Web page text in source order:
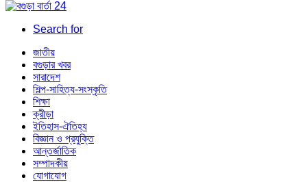
Search for
জাতীয়
বগুড়ার খবর
সারাদেশ
শিল্প-সাহিত্য-সংস্কৃতি
শিক্ষা
ক্রীড়া
ইতিহাস-ঐতিহ্য
বিজ্ঞান ও প্রযুক্তি
আন্তর্জাতিক
সম্পাদকীয়
যোগাযোগ